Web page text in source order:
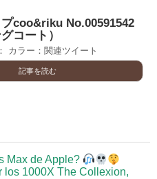
coo&riku No.00591542
コート）
カラー：関連ツイート
記事を読む
Max de Apple?
los 1000X The Collexion,